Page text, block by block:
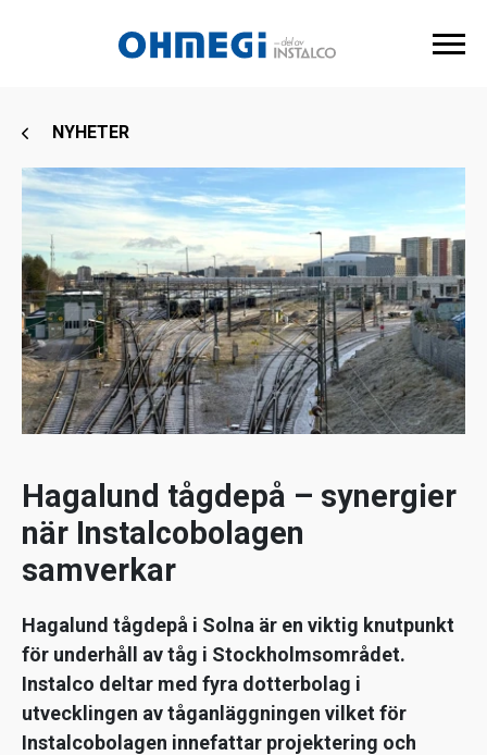
NYHETER
Hagalund tågdepå – synergier
när Instalcobolagen
samverkar
Hagalund tågdepå i Solna är en viktig knutpunkt
för underhåll av tåg i Stockholmsområdet.
Instalco deltar med fyra dotterbolag i
utvecklingen av tåganläggningen vilket för
Instalcobolagen innefattar projektering och